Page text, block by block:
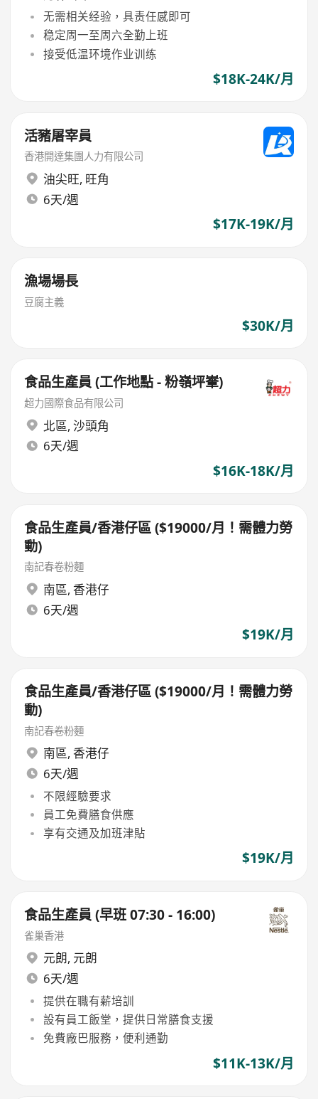
无需相关经验，具责任感即可
稳定周一至周六全勤上班
接受低温环境作业训练
$18K-24K/月
活豬屠宰員
香港開達集團人力有限公司
油尖旺, 旺角
6天/週
$17K-19K/月
漁場場長
豆腐主義
$30K/月
食品生產員 (工作地點 - 粉嶺坪輋)
超力國際食品有限公司
北區, 沙頭角
6天/週
$16K-18K/月
食品生產員/香港仔區 ($19000/月！需體力勞
動)
南記春卷粉麵
南區, 香港仔
6天/週
$19K/月
食品生產員/香港仔區 ($19000/月！需體力勞
動)
南記春卷粉麵
南區, 香港仔
6天/週
不限經驗要求
員工免費膳食供應
享有交通及加班津貼
$19K/月
食品生產員 (早班 07:30 - 16:00)
雀巢香港
元朗, 元朗
6天/週
提供在職有薪培訓
設有員工飯堂，提供日常膳食支援
免費廠巴服務，便利通勤
$11K-13K/月